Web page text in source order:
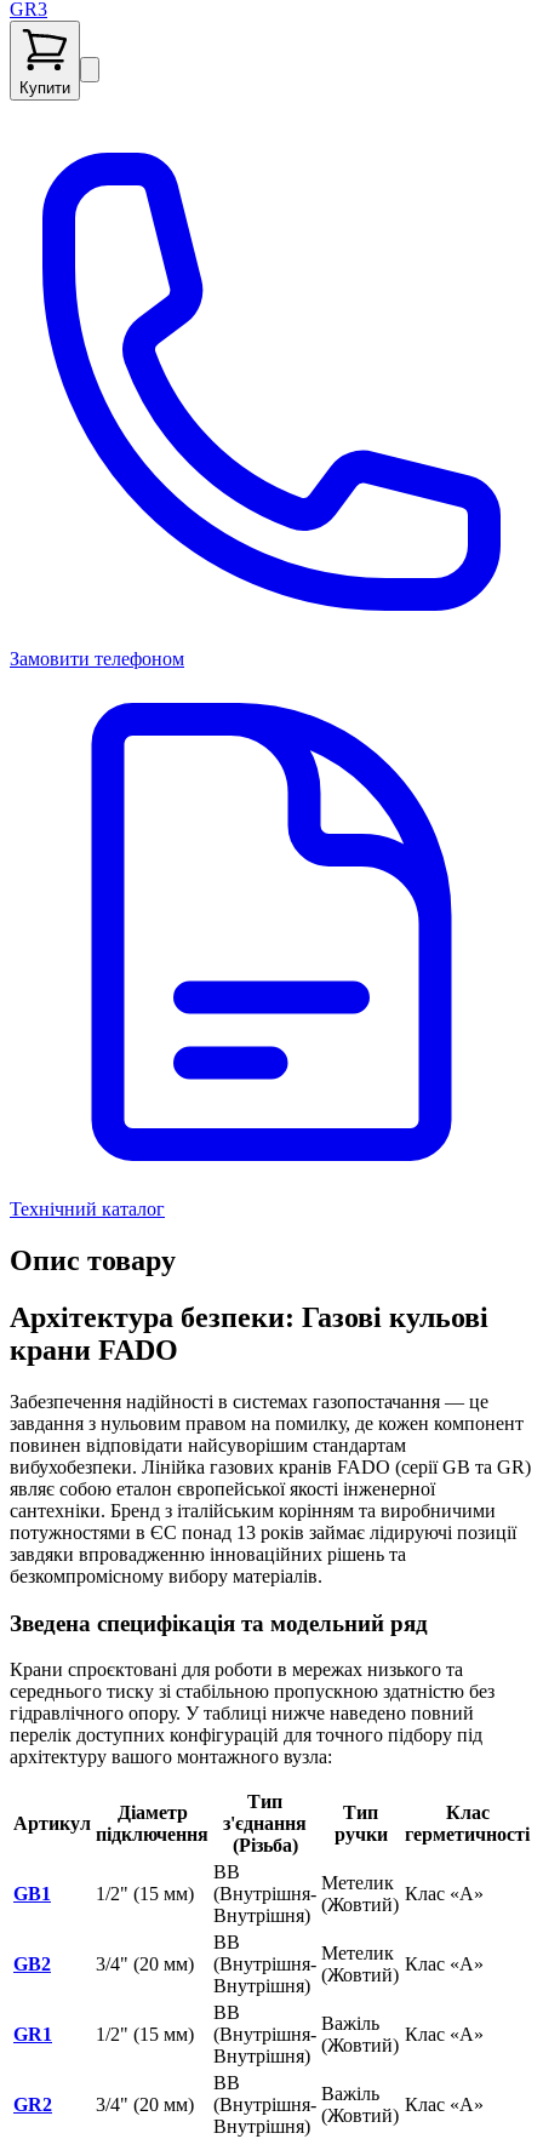
GR3
Купити
Замовити телефоном
Технічний каталог
Опис товару
Архітектура безпеки: Газові кульові
крани FADO
Забезпечення надійності в системах газопостачання — це
завдання з нульовим правом на помилку, де кожен компонент
повинен відповідати найсуворішим стандартам
вибухобезпеки. Лінійка газових кранів FADO (серії GB та GR)
являє собою еталон європейської якості інженерної
сантехніки. Бренд з італійським корінням та виробничими
потужностями в ЄС понад 13 років займає лідируючі позиції
завдяки впровадженню інноваційних рішень та
безкомпромісному вибору матеріалів.
Зведена специфікація та модельний ряд
Крани спроєктовані для роботи в мережах низького та
середнього тиску зі стабільною пропускною здатністю без
гідравлічного опору. У таблиці нижче наведено повний
перелік доступних конфігурацій для точного підбору під
архітектуру вашого монтажного вузла:
Артикул
Діаметр
підключення
Тип
з'єднання
(Різьба)
Тип
ручки
Клас
герметичності
GB1 1/2" (15 мм)
ВВ
(Внутрішня-
Внутрішня)
Метелик
(Жовтий)
Клас «А»
GB2 3/4" (20 мм)
ВВ
(Внутрішня-
Внутрішня)
Метелик
(Жовтий)
Клас «А»
GR1 1/2" (15 мм)
ВВ
(Внутрішня-
Внутрішня)
Важіль
(Жовтий)
Клас «А»
GR2 3/4" (20 мм)
ВВ
(Внутрішня-
Внутрішня)
Важіль
(Жовтий)
Клас «А»